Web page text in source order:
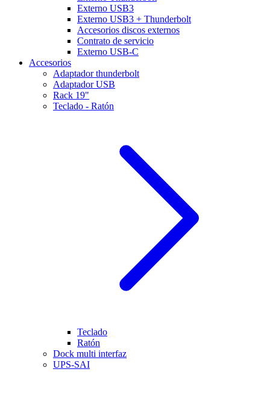
Externo USB3
Externo USB3 + Thunderbolt
Accesorios discos externos
Contrato de servicio
Externo USB-C
Accesorios
Adaptador thunderbolt
Adaptador USB
Rack 19"
Teclado - Ratón
Teclado
Ratón
Dock multi interfaz
UPS-SAI